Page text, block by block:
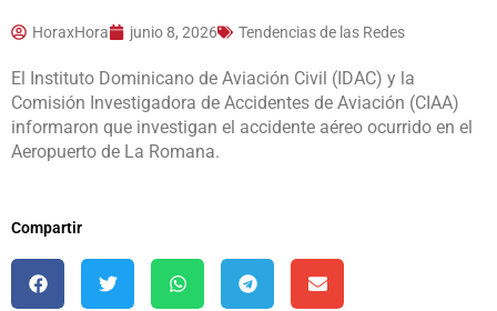
HoraxHora junio 8, 2026 Tendencias de las Redes
El Instituto Dominicano de Aviación Civil (IDAC) y la
Comisión Investigadora de Accidentes de Aviación (CIAA)
informaron que investigan el accidente aéreo ocurrido en el
Aeropuerto de La Romana.
Compartir